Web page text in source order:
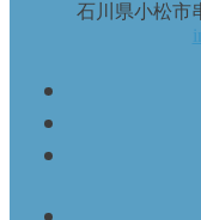
石川県小松市